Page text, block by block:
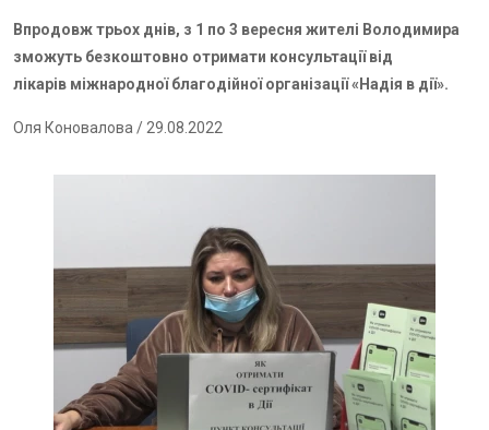
Впродовж трьох днів, з 1 по 3 вересня жителі Володимира
зможуть безкоштовно отримати консультації від
лікарів міжнародної благодійної організації «Надія в дії».
Оля Коновалова / 29.08.2022